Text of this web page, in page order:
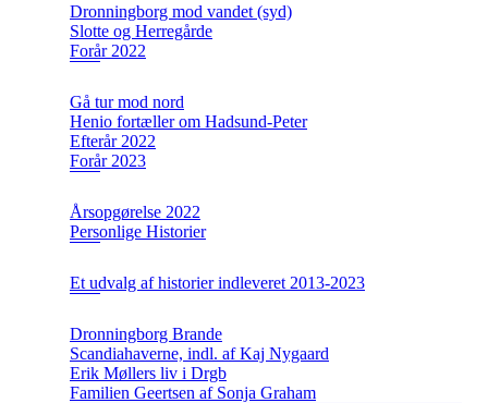
Dronningborg mod vandet (syd)
Slotte og Herregårde
Forår 2022
Gå tur mod nord
Henio fortæller om Hadsund-Peter
Efterår 2022
Forår 2023
Årsopgørelse 2022
Personlige Historier
Et udvalg af historier indleveret 2013-2023
Dronningborg Brande
Scandiahaverne, indl. af Kaj Nygaard
Erik Møllers liv i Drgb
Familien Geertsen af Sonja Graham